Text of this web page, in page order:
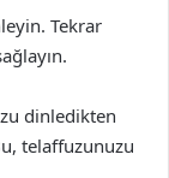
Tekrar
dinledikten
telaffuzunuzu